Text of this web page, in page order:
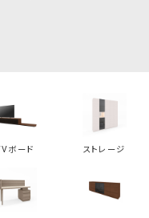
ボード ストレージ